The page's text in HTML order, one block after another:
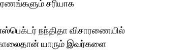
சரியாக
நந்திதா விசாரணையில்
யாரும் இவர்களை